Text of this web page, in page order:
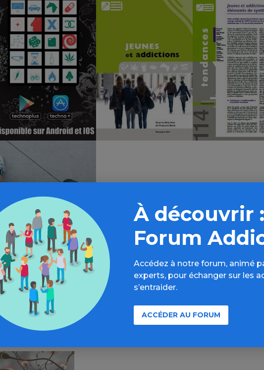
À découvrir
Forum
Accédez à notre forum, animé
experts, pour échanger sur les
s’entraider.
ACCÉDER AU FORUM